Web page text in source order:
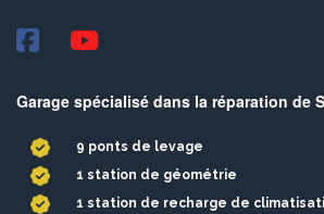
Garage spécialisé dans la réparation de
9 ponts de levage
1 station de géométrie
1 station de recharge de